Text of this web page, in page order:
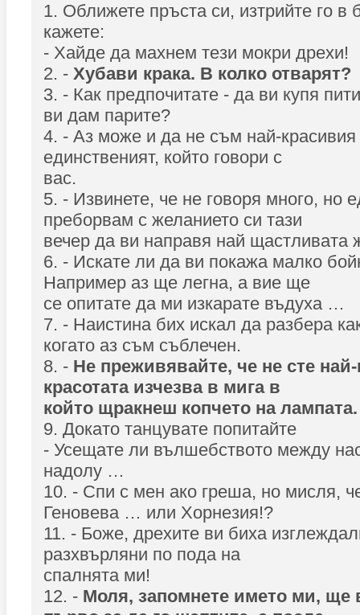
1. Оближете пръста си, изтрийте го в
кажете:
- Хайде да махнем тези мокри дрехи!
2. - Хубави крака. В колко отварят?
3. - Как предпочитате - да ви купя
ви дам парите?
4. - Аз може и да не съм най-красивия
единственият, който говори с
вас.
5. - Извинете, че не говоря много, но
преборвам с желанието си тази
вечер да ви направя най щастливата
6. - Искате ли да ви покажа малко
Например аз ще легна, а вие ще
се опитате да ми изкарате въдуха …
7. - Наистина бих искал да разбера
когато аз съм съблечен.
8. - Не преживявайте, че не сте най-
красотата изчезва в мига в
който щракнеш копчето на лампата.
9. Докато танцувате попитайте
- Усещате ли вълшебството между
надолу …
10. - Спи с мен ако греша, но мисля,
Геновева … или Хорнезия!?
11. - Боже, дрехите ви биха
разхвърляни по пода на
спалнята ми!
12. - Моля, запомнете името ми, ще